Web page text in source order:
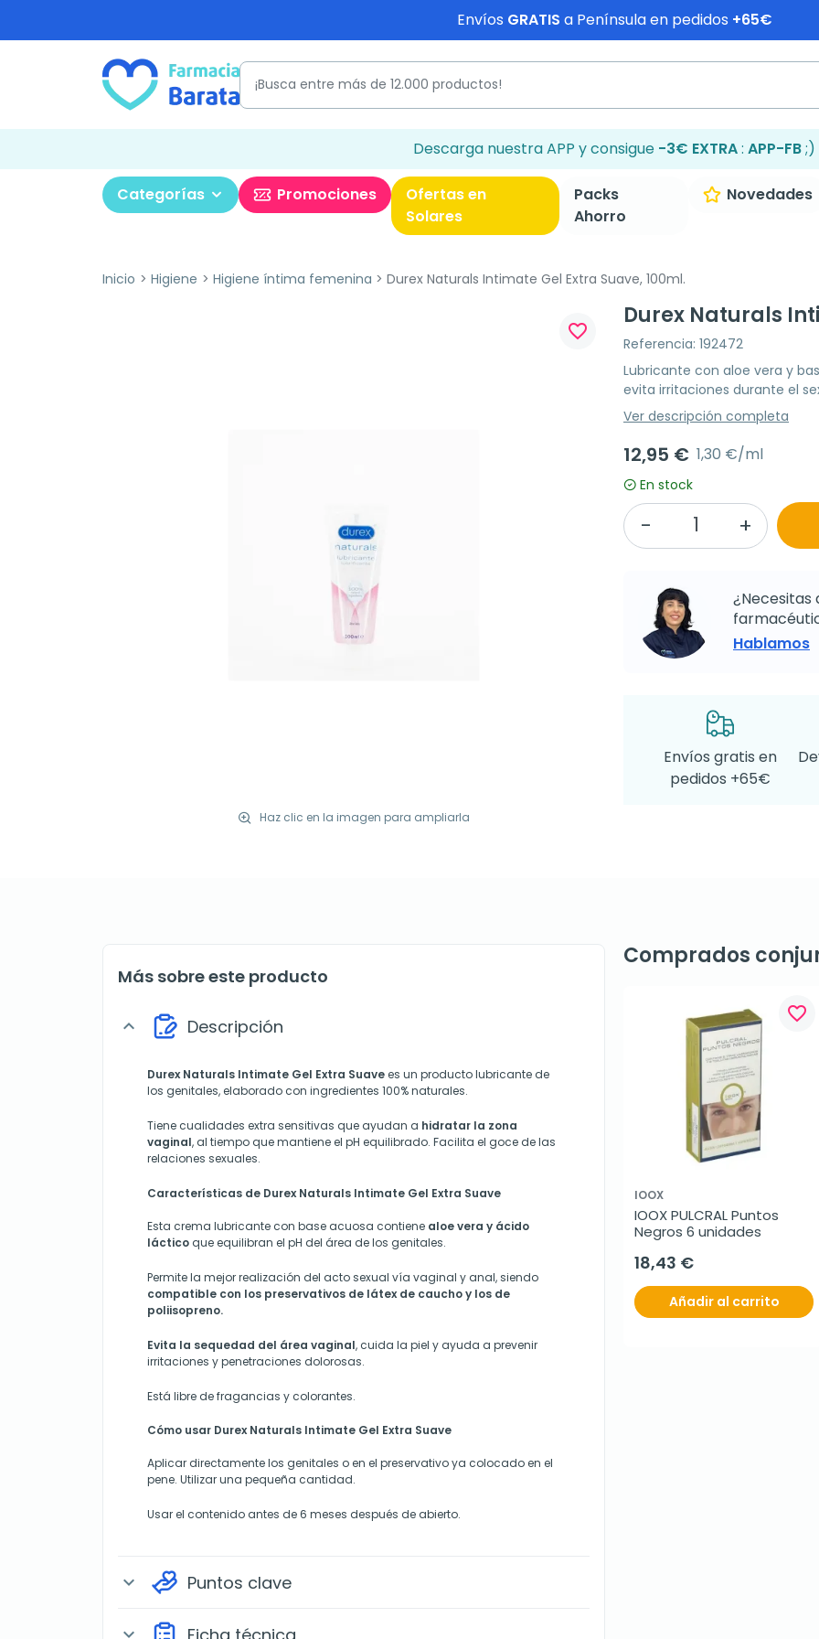
Envíos GRATIS a Península en pedidos +65€
Descarga nuestra APP y consigue -3€ EXTRA: APP-FB;)
Categorías Promociones
Ofertas en
Solares
Packs
Ahorro
Novedades
Inicio Higiene Higiene íntima femenina Durex Naturals Intimate Gel Extra Suave, 100ml.
Haz clic en la imagen para ampliarla
favorite_border
Durex Naturals
Referencia: 192472
Lubricante con aloe vera y
evita irritaciones durante el
Ver descripción completa
12,95 € 1,30 €/ml
En stock
¿Necesitas
Hablamos
Envíos gratis en
pedidos +65€
Más sobre este producto
expand_more Descripción
Durex Naturals Intimate Gel Extra Suavees un producto lubricante de
los genitales, elaborado con ingredientes 100% naturales.
Tiene cualidades extra sensitivas que ayudan a hidratar la zona
vaginal, al tiempo que mantiene el pH equilibrado. Facilita el goce de las
relaciones sexuales.
Características de Durex Naturals Intimate Gel Extra Suave
Esta crema lubricante con base acuosa contiene aloe vera y ácido
láctico que equilibran el pH del área de los genitales.
Permite la mejor realización del acto sexual vía vaginal y anal, siendo
compatible con los preservativos de látex de caucho y los de
poliisopreno.
Evita la sequedad del área vaginal, cuida la piel y ayuda a prevenir
irritaciones y penetraciones dolorosas.
Está libre de fragancias y colorantes.
Cómo usar Durex Naturals Intimate Gel Extra Suave
Aplicar directamente los genitales o en el preservativo ya colocado en el
pene. Utilizar una pequeña cantidad.
Usar el contenido antes de 6 meses después de abierto.
expand_more Puntos clave
expand_more Ficha técnica
Comprados
favorite_border
IOOX
IOOX PULCRAL Puntos
Negros 6 unidades
18,43 €
Añadir al carrito